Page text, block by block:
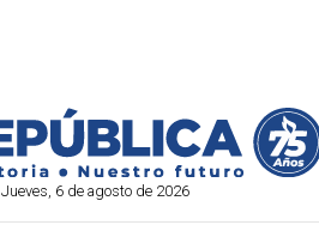
Jueves, 6 de agosto de 2026